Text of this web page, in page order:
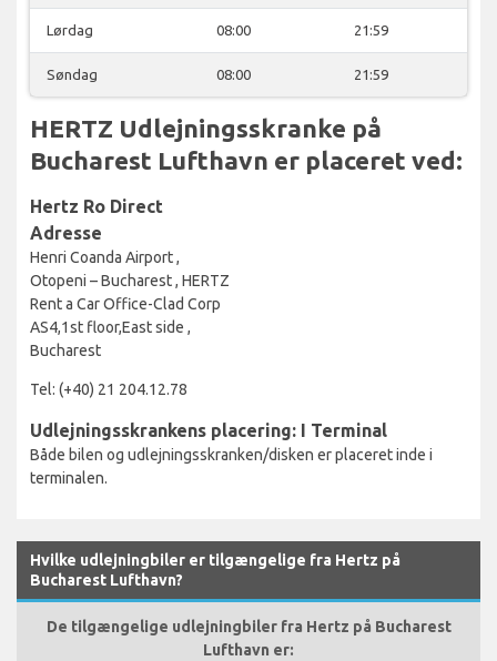
Lørdag 08:00 21:59
Søndag 08:00 21:59
HERTZ Udlejningsskranke på
Bucharest Lufthavn er placeret ved:
Hertz Ro Direct
Adresse
Henri Coanda Airport ,
Otopeni – Bucharest , HERTZ
Rent a Car Office-Clad Corp
AS4,1st floor,East side ,
Bucharest
Tel: (+40) 21 204.12.78
Udlejningsskrankens placering: I Terminal
Både bilen og udlejningsskranken/disken er placeret inde i
terminalen.
Hvilke udlejningbiler er tilgængelige fra Hertz på
Bucharest Lufthavn?
De tilgængelige udlejningbiler fra Hertz på Bucharest
Lufthavn er: